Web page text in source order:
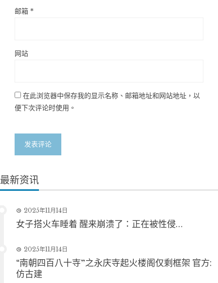
邮箱 *
网站
在此浏览器中保存我的显示名称、邮箱地址和网站地址，以
便下次评论时使用。
最新资讯
2025年11月14日
女子搭火车睡着 醒来崩溃了：正在被性侵…
2025年11月14日
“南朝四百八十寺”之永庆寺起火楼阁仅剩框架 官方:
仿古建